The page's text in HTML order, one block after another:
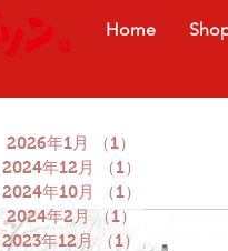
Home
2026年1月 （1）
2024年12月
（1）
2024年10月
（1）
2024年2月
（1）
1件の記事
2023年12月
（1）
1件の記事